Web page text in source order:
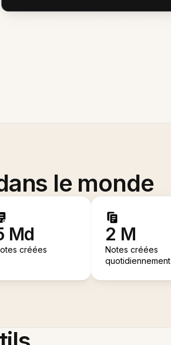
le monde
Md
créées
2 M
Notes créées
quotidiennement